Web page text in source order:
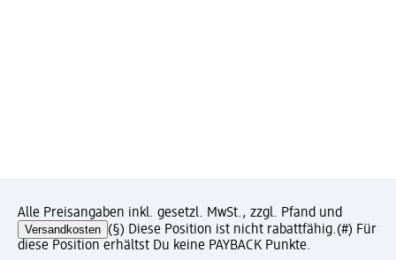
Alle Preisangaben inkl. gesetzl. MwSt., zzgl. Pfand und
Versandkosten (§) Diese Position ist nicht rabattfähig.(#) Für
diese Position erhältst Du keine PAYBACK Punkte.